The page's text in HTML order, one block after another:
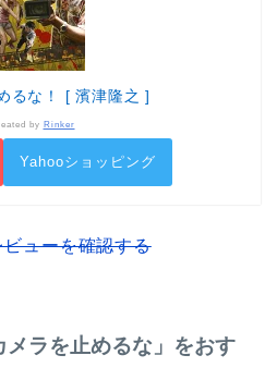
るな！ [ 濱津隆之 ]
by Rinker
Yahooショッピング
ューを確認する
ラを止めるな」をおす